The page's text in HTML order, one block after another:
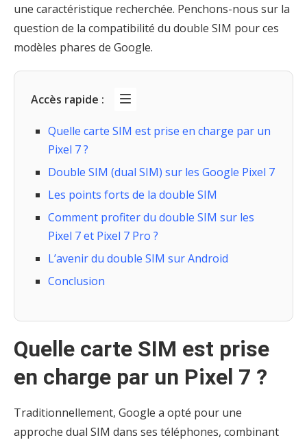
une caractéristique recherchée. Penchons-nous sur la
question de la compatibilité du double SIM pour ces
modèles phares de Google.
Accès rapide :
Quelle carte SIM est prise en charge par un
Pixel 7 ?
Double SIM (dual SIM) sur les Google Pixel 7
Les points forts de la double SIM
Comment profiter du double SIM sur les
Pixel 7 et Pixel 7 Pro ?
L’avenir du double SIM sur Android
Conclusion
Quelle carte SIM est prise
en charge par un Pixel 7 ?
Traditionnellement, Google a opté pour une
approche dual SIM dans ses téléphones, combinant